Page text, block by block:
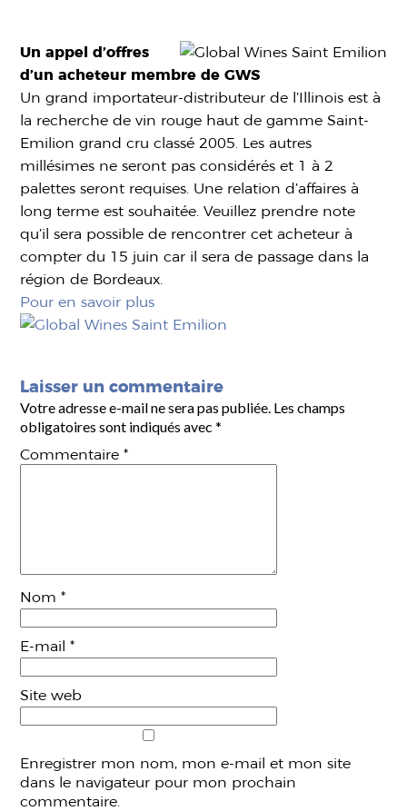
Un appel d’offres
d’un acheteur membre de GWS
Un grand importateur-distributeur de l’Illinois est à
la recherche de vin rouge haut de gamme Saint-
Emilion grand cru classé 2005. Les autres
millésimes ne seront pas considérés et 1 à 2
palettes seront requises. Une relation d’affaires à
long terme est souhaitée. Veuillez prendre note
qu’il sera possible de rencontrer cet acheteur à
compter du 15 juin car il sera de passage dans la
région de Bordeaux.
Pour en savoir plus
Laisser un commentaire
Votre adresse e-mail ne sera pas publiée. Les champs
obligatoires sont indiqués avec*
Commentaire*
Nom*
E-mail*
Site web
Enregistrer mon nom, mon e-mail et mon site
dans le navigateur pour mon prochain
commentaire.